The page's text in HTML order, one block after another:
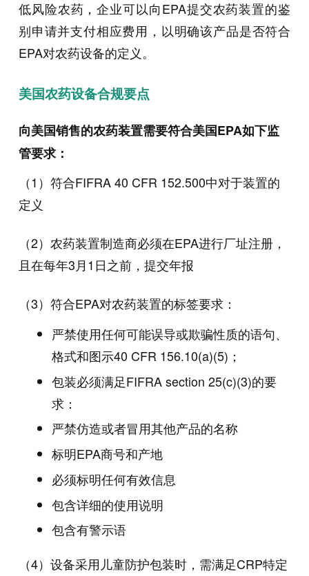
低风险农药，企业可以向EPA提交农药装置的鉴
别申请并支付相应费用，以明确该产品是否符合
EPA对农药设备的定义。
美国农药设备合规要点
向美国销售的农药装置需要符合美国EPA如下监
管要求：
（1）符合FIFRA 40 CFR 152.500中对于装置的
定义
（2）农药装置制造商必须在EPA进行厂址注册，
且在每年3月1日之前，提交年报
（3）符合EPA对农药装置的标签要求：
严禁使用任何可能误导或欺骗性质的语句、
格式和图示40 CFR 156.10(a)(5)；
包装必须满足FIFRA section 25(c)(3)的要
求：
严禁仿造或者冒用其他产品的名称
标明EPA商号和产地
必须标明任何有效信息
包含详细的使用说明
包含有警示语
（4）设备采用儿童防护包装时，需满足CRP特定